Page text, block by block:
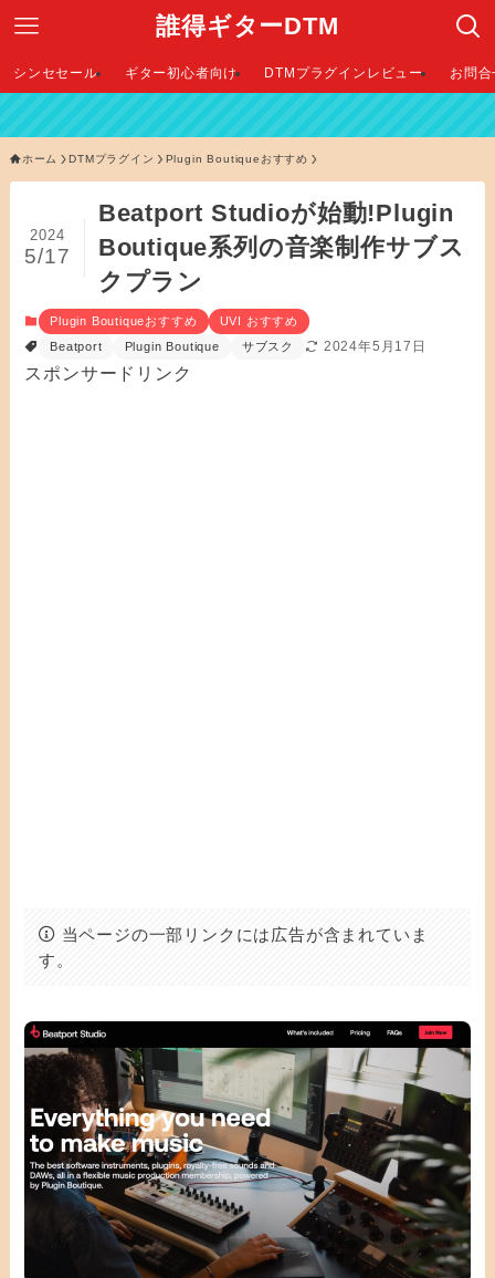
誰得ギターDTM
シンセセール ギター初心者向け DTMプラグインレビュー お問
ホーム DTMプラグイン Plugin Boutiqueおすすめ
Beatport Studioが始動!Plugin
Boutique系列の音楽制作サブス
クプラン
2024
5/17
Plugin Boutiqueおすすめ
UVI おすすめ
Beatport
Plugin Boutique サブスク 2024年5月17日
スポンサードリンク
当ページの一部リンクには広告が含まれていま
す。